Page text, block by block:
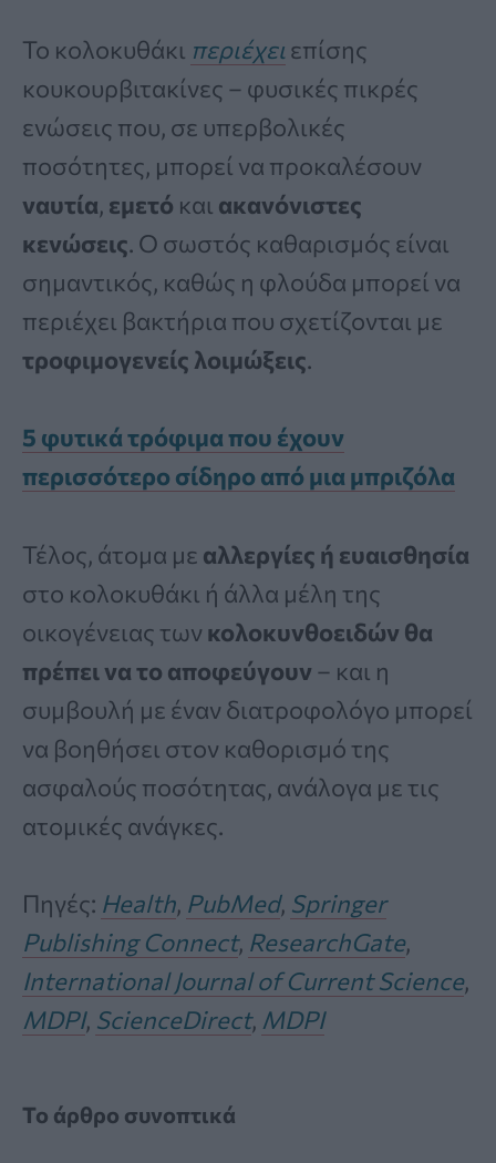
Το κολοκυθάκι περιέχει επίσης
κουκουρβιτακίνες – φυσικές πικρές
ενώσεις που, σε υπερβολικές
ποσότητες, μπορεί να προκαλέσουν
ναυτία, εμετό και ακανόνιστες
κενώσεις. Ο σωστός καθαρισμός είναι
σημαντικός, καθώς η φλούδα μπορεί να
περιέχει βακτήρια που σχετίζονται με
τροφιμογενείς λοιμώξεις.
5 φυτικά τρόφιμα που έχουν
περισσότερο σίδηρο από μια μπριζόλα
Τέλος, άτομα με αλλεργίες ή ευαισθησία
στο κολοκυθάκι ή άλλα μέλη της
οικογένειας των κολοκυνθοειδών θα
πρέπει να το αποφεύγουν – και η
συμβουλή με έναν διατροφολόγο μπορεί
να βοηθήσει στον καθορισμό της
ασφαλούς ποσότητας, ανάλογα με τις
ατομικές ανάγκες.
Πηγές: Health, PubMed, Springer
Publishing Connect, ResearchGate,
International Journal of Current Science,
MDPI, ScienceDirect, MDPI
Το άρθρο συνοπτικά